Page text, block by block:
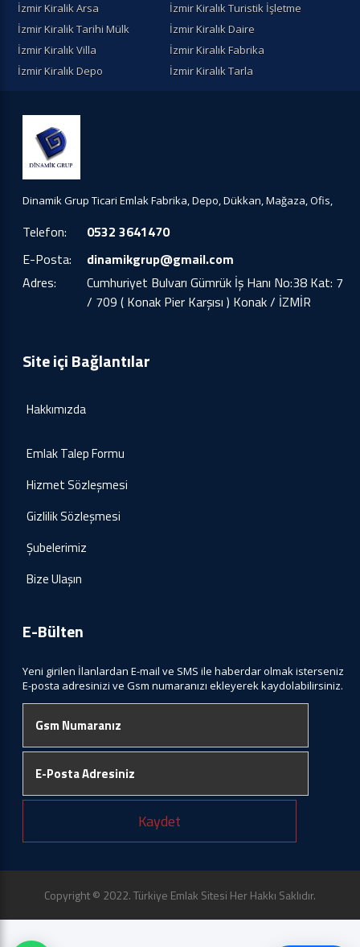
İzmir Kiralik Arsa
İzmir Kiralık Turistik İşletme
İzmir Kiralik Tarihi Mülk
İzmir Kiralık Daire
İzmir Kiralık Villa
İzmir Kiralık Fabrika
İzmir Kiralık Depo
İzmir Kiralık Tarla
Dinamik Grup Ticari Emlak Fabrika, Depo, Dükkan, Mağaza, Ofis,
Telefon:
0532 3641470
E-Posta:
dinamikgrup@gmail.com
Adres:
Cumhuriyet Bulvarı Gümrük İş Hanı No:38 Kat: 7
/ 709 ( Konak Pier Karşısı ) Konak / İZMİR
Site içi Bağlantılar
Hakkımızda
Emlak Talep Formu
Hizmet Sözleşmesi
Gizlilik Sözleşmesi
Şubelerimiz
Bize Ulaşın
E-Bülten
Yeni girilen İlanlardan E-mail ve SMS ile haberdar olmak isterseniz
E-posta adresinizi ve Gsm numaranızı ekleyerek kaydolabilirsiniz.
Kaydet
Copyright © 2022. Türkiye Emlak Sitesi Her Hakkı Saklıdır.